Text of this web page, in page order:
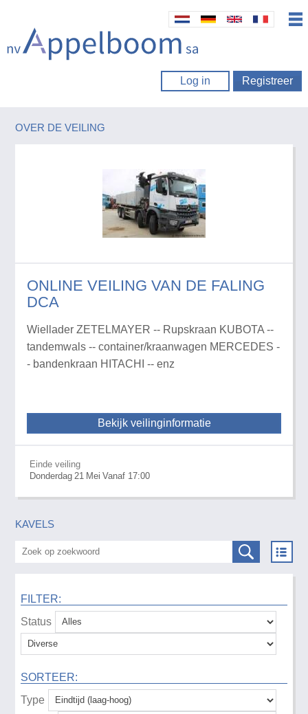
Log in Registreer
OVER DE VEILING
ONLINE VEILING VAN DE FALING
DCA
Wiellader ZETELMAYER -- Rupskraan KUBOTA --
tandemwals -- container/kraanwagen MERCEDES -
- bandenkraan HITACHI -- enz
Bekijk veilinginformatie
Einde veiling
Donderdag 21 Mei Vanaf 17:00
KAVELS
FILTER:
Status
SORTEER:
Type